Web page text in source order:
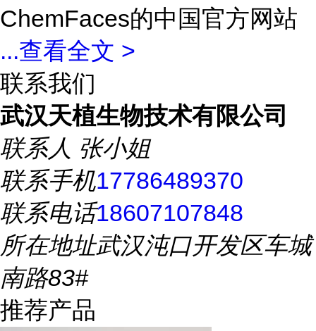
ChemFaces的中国官方网站
...查看全文 >
联系我们
武汉天植生物技术有限公司
联系人 张小姐
联系手机17786489370
联系电话18607107848
所在地址武汉沌口开发区车城
南路83#
推荐产品